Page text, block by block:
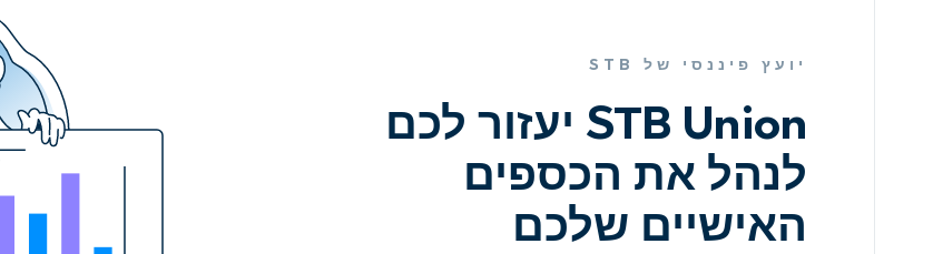
יועץ פיננסי של STB
STB Union יעזור לכם
לנהל את הכספים
האישיים שלכם